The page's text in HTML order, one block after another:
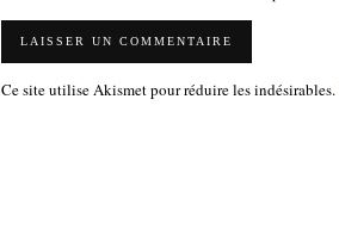
Ce site utilise Akismet pour réduire les indésirables.